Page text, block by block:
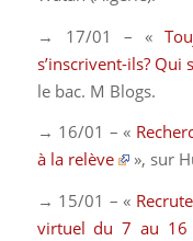
→ 17/01 – «
s’inscrivent-ils? Qui
le bac. M Blogs.
→ 16/01 – «
à la relève
», sur
→ 15/01 – «
virtuel du 7 au 16